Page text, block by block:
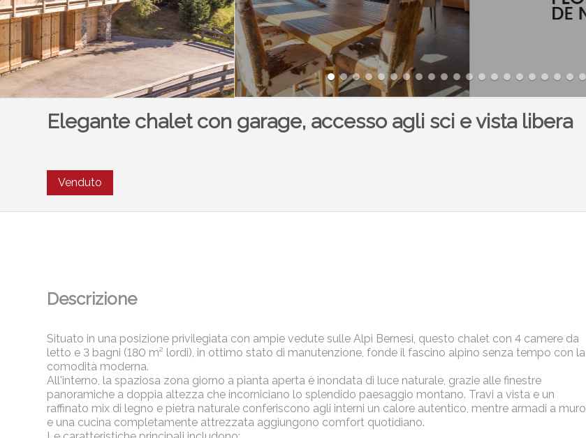
Elegante chalet con garage, accesso agli sci e vista libera
Venduto
Descrizione
Situato in una posizione privilegiata con ampie vedute sulle Alpi Bernesi, questo chalet con 4 camere da
letto e 3 bagni (180 m² lordi), in ottimo stato di manutenzione, fonde il fascino alpino senza tempo con la
comodità moderna.
All'interno, la spaziosa zona giorno a pianta aperta è inondata di luce naturale, grazie alle finestre
panoramiche a doppia altezza che incorniciano lo splendido paesaggio montano. Travi a vista e un
raffinato mix di legno e pietra naturale conferiscono agli interni un calore autentico, mentre armadi a muro
e una cucina completamente attrezzata aggiungono comfort quotidiano.